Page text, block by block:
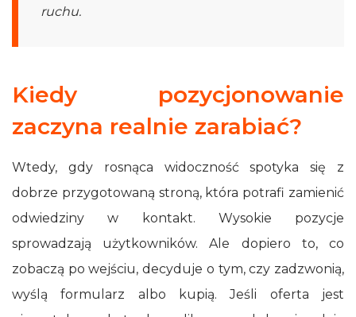
ruchu.
Kiedy pozycjonowanie
zaczyna realnie zarabiać?
Wtedy, gdy rosnąca widoczność spotyka się z
dobrze przygotowaną stroną, która potrafi zamienić
odwiedziny w kontakt. Wysokie pozycje
sprowadzają użytkowników. Ale dopiero to, co
zobaczą po wejściu, decyduje o tym, czy zadzwonią,
wyślą formularz albo kupią. Jeśli oferta jest